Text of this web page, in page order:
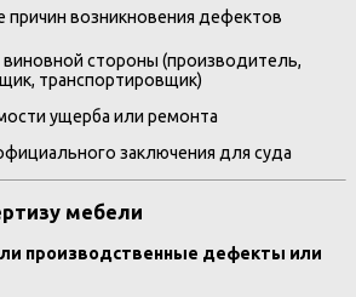
возникновения дефектов
виновной стороны (производитель,
транспортировщик)
ущерба или ремонта
заключения для суда
мебели
производственные дефекты или